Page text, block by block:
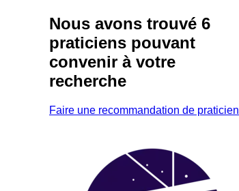
Nous avons trouvé 6
praticiens pouvant
convenir à votre
recherche
Faire une recommandation de praticien